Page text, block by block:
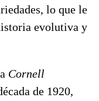
lo que le
evolutiva y
Cornell
de 1920,